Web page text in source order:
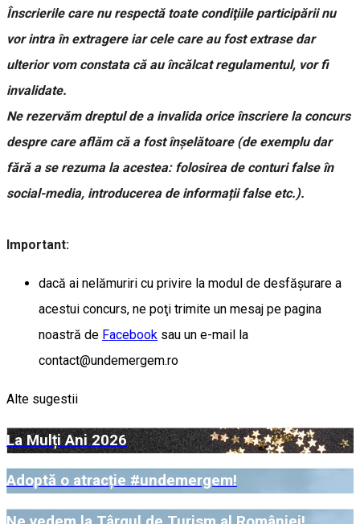
Înscrierile care nu respectă toate condiţiile participării nu
vor intra în extragere iar cele care au fost extrase dar
ulterior vom constata că au încălcat regulamentul, vor fi
invalidate.
Ne rezervăm dreptul de a invalida orice înscriere la concurs
despre care aflăm că a fost înșelătoare (de exemplu dar
fără a se rezuma la acestea: folosirea de conturi false în
social-media, introducerea de informații false etc.).
Important:
dacă ai nelămuriri cu privire la modul de desfăşurare a
acestui concurs, ne poţi trimite un mesaj pe pagina
noastră de Facebook sau un e-mail la
contact@undemergem.ro
Alte sugestii
La Mulți Ani 2026
Adoptă o atracție #undemergem!